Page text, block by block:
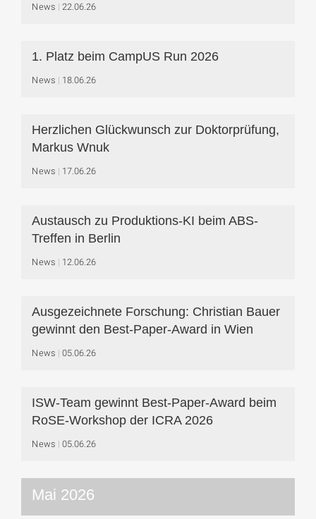
News 22.06.26
1. Platz beim CampUS Run 2026
News 18.06.26
Herzlichen Glückwunsch zur Doktorprüfung,
Markus Wnuk
News 17.06.26
Austausch zu Produktions-KI beim ABS-
Treffen in Berlin
News 12.06.26
Ausgezeichnete Forschung: Christian Bauer
gewinnt den Best-Paper-Award in Wien
News 05.06.26
ISW-Team gewinnt Best-Paper-Award beim
RoSE-Workshop der ICRA 2026
News 05.06.26
Mai 2026